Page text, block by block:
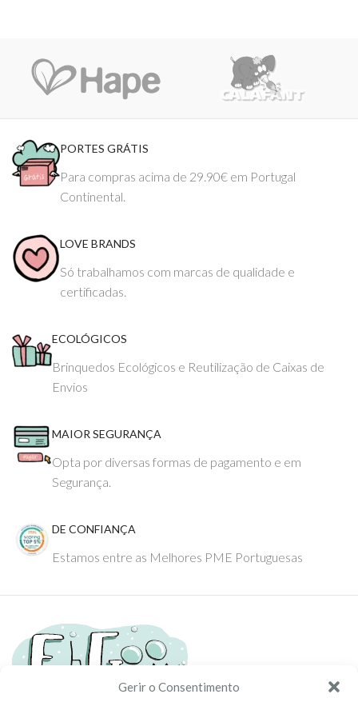
Gerir o Consentimento
PORTES GRÁTIS
Para compras acima de 29.90€ em Portugal
Continental.
LOVE BRANDS
Só trabalhamos com marcas de qualidade e
certificadas.
ECOLÓGICOS
Brinquedos Ecológicos e Reutilização de Caixas de
Envios
MAIOR SEGURANÇA
Opta por diversas formas de pagamento e em
Segurança.
DE CONFIANÇA
Estamos entre as Melhores PME Portuguesas